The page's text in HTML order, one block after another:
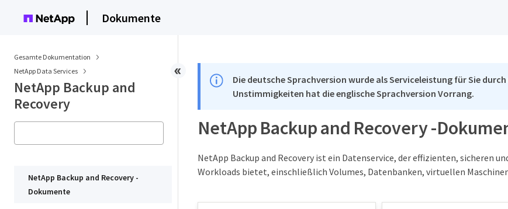
Dokumente
Gesamte Dokumentation
NetApp Data Services
NetApp Backup and
Recovery
NetApp Backup and Recovery -
Dokumente
Die deutsche Sprachversion wurde als Serviceleistung für Sie
Unstimmigkeiten hat die englische Sprachversion Vorrang.
NetApp Backup and Recovery -
NetApp Backup and Recovery ist ein Datenservice, der effizienten, sicheren
Workloads bietet, einschließlich Volumes, Datenbanken, virtuellen